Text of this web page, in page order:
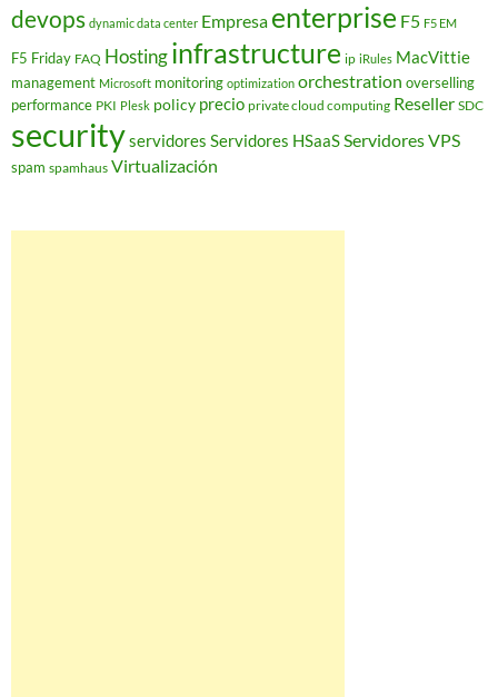
devops dynamic data center Empresa enterprise F5 F5 EM
F5 Friday FAQ Hostinginfrastructure ip iRules MacVittie
management Microsoft monitoring optimization orchestration overselling
performance PKI Plesk policy precio private cloud computing Reseller SDC
securityservidores Servidores HSaaSServidores VPS
spam spamhaus Virtualización